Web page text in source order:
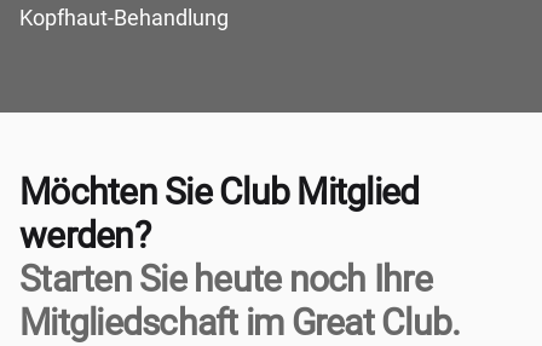
Kopfhaut-Behandlung
Möchten Sie Club Mitglied
werden?
Starten Sie heute noch Ihre
Mitgliedschaft im Great Club.